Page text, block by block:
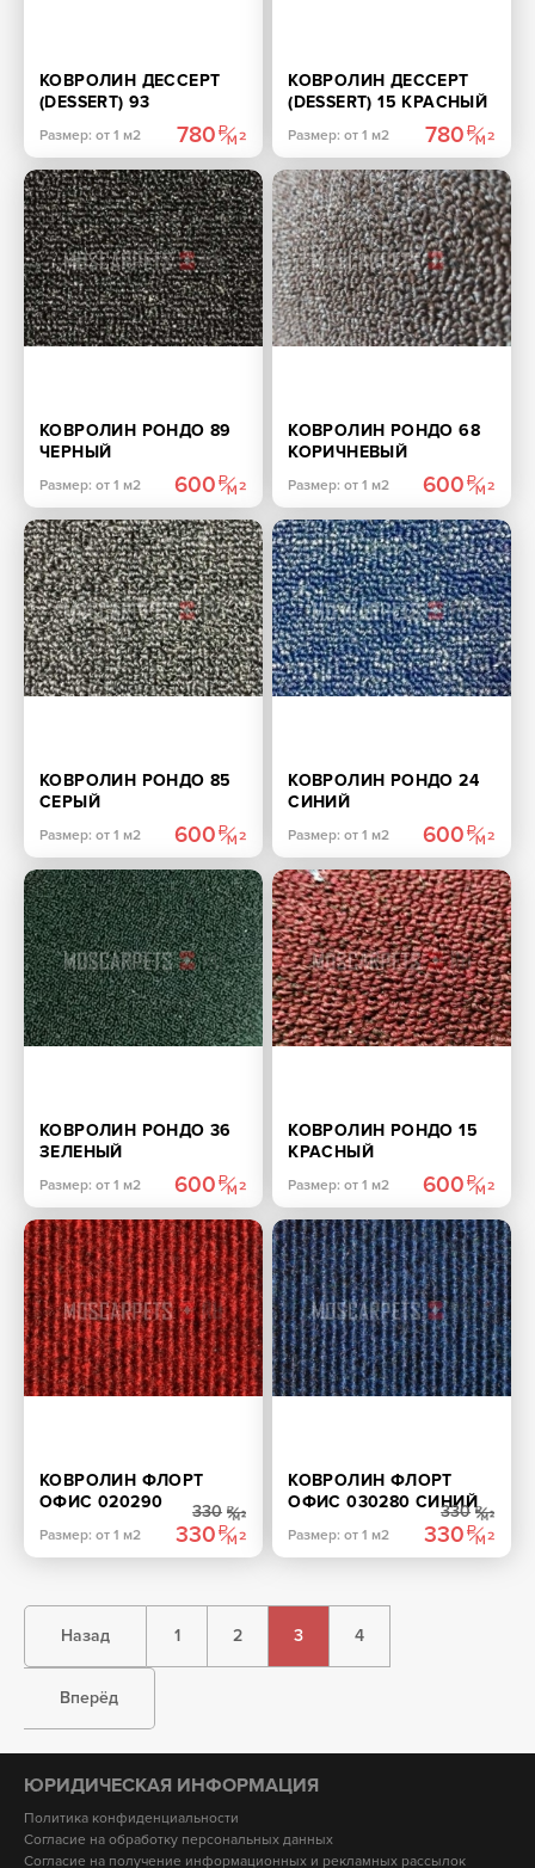
КОВРОЛИН ДЕССЕРТ
(DESSERT) 93
Размер: от 1 м2 780
КОВРОЛИН ДЕССЕРТ
(DESSERT) 15 КРАСНЫЙ
Размер: от 1 м2 780
КОВРОЛИН РОНДО 89
ЧЕРНЫЙ
Размер: от 1 м2 600
КОВРОЛИН РОНДО 68
КОРИЧНЕВЫЙ
Размер: от 1 м2 600
КОВРОЛИН РОНДО 85
СЕРЫЙ
Размер: от 1 м2 600
КОВРОЛИН РОНДО 24
СИНИЙ
Размер: от 1 м2 600
КОВРОЛИН РОНДО 36
ЗЕЛЕНЫЙ
Размер: от 1 м2 600
КОВРОЛИН РОНДО 15
КРАСНЫЙ
Размер: от 1 м2 600
КОВРОЛИН ФЛОРТ
ОФИС 020290
Размер: от 1 м2 330
330
КОВРОЛИН ФЛОРТ
ОФИС 030280 СИНИЙ
Размер: от 1 м2 330
330
Назад 1 2 3 4
Вперёд
ЮРИДИЧЕСКАЯ ИНФОРМАЦИЯ
Политика конфиденциальности
Согласие на обработку персональных данных
Согласие на получение информационных и рекламных рассылок